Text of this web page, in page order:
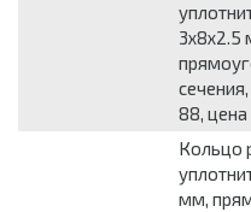
3x8x2.5
88, цена
Кольцо
мм,